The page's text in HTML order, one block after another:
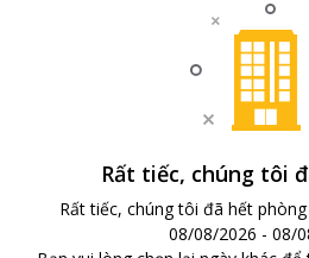
Rất tiếc, chúng tôi
Rất tiếc, chúng tôi đã hết
08/08/2026 - 08/